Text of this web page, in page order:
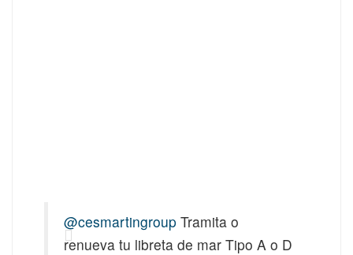
@cesmartingroup Tramita o
renueva tu libreta de mar Tipo A o D